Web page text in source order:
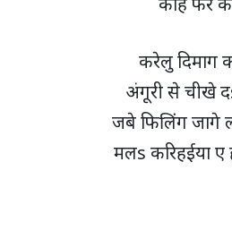
करेलु दिमाग
अंगूरी से चीखे
जबे फिलिंग जागे
मलs करिहईया